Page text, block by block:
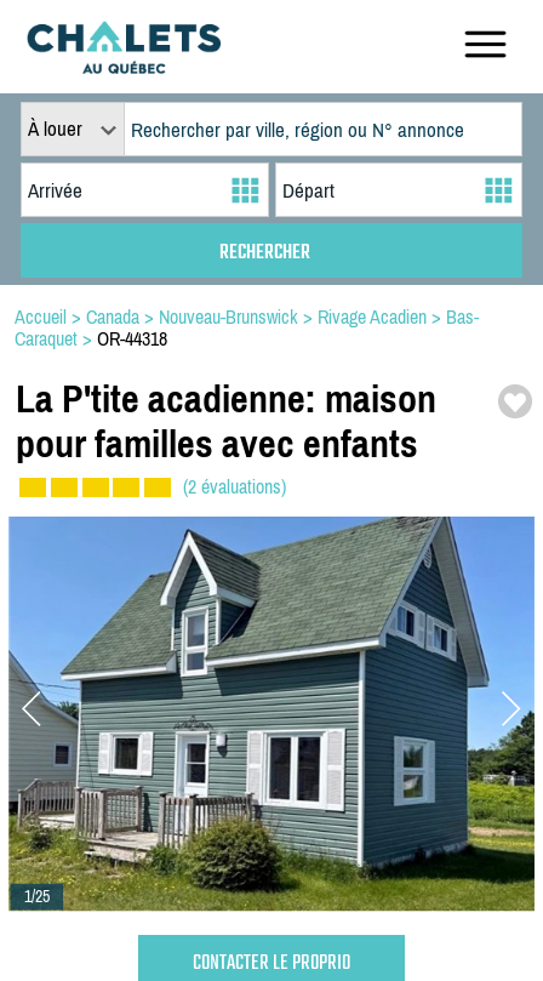
À louer
Accueil > Canada > Nouveau-Brunswick > Rivage Acadien > Bas-
Caraquet > OR-44318
La P'tite acadienne: maison
pour familles avec enfants
(2 évaluations)
1/25
CONTACTER LE PROPRIO